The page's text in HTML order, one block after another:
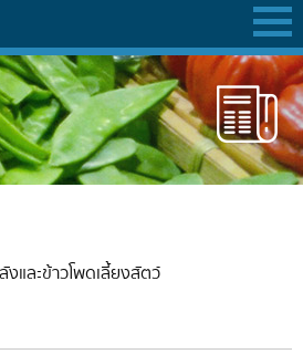
และข้าวโพดเลี้ยงสัตว์